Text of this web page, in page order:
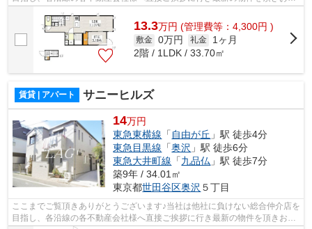
様へ提供しております！最新の情報は...
13.3万円 (管理費等：4,300円 )
敷金 0万円 礼金
1ヶ月
2階 / 1LDK / 33.70㎡
賃貸 | アパート サニーヒルズ
14万円
東急東横線 「 自由が丘 」駅 徒歩4分
東急目黒線 「奥沢 」駅 徒歩6分
東急大井町線 「九品仏 」駅 徒歩7分
築9年 / 34.01㎡
東京都世田谷区奥沢 ５丁目
ここまでご覧頂きありがとうございます♪当社は他社に負けない総合仲介店を
目指し、各沿線の各不動産会社様へ直接ご挨拶に行き最新の物件を頂きお客